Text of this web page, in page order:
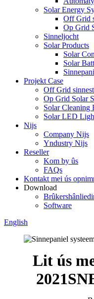
Solar Energy
Off Grid
Op Grid
Sinneljocht
Solar Products
Solar
Solar
Projekt Case
Off Grid
Op Grid Solar
Solar Cleaning
Solar LED
Nijs
Company Nijs
Yndustry Nijs
Reseller
Kom by ûs
FAQs
Kontakt mei ús
Download
Software
English
Lit ús